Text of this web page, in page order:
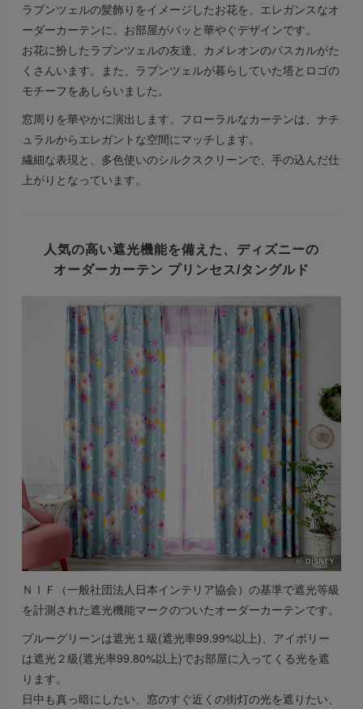
ラプンツェルの髪飾りをイメージしたお花を、エレガンスなオ
ーダーカーテンに。お部屋がパッと華やぐデザインです。
お花に扮したラプンツェルの友達、カメレオンのパスカルがた
くさんいます。また、ラプンツェルが暮らしていた塔とロゴの
モチーフをあしらいました。
窓周りを華やかに演出します。フローラルなカーテンは、ナチ
ュラルからエレガントな空間にマッチします。
繊細な表現と、多色使いのシルクスクリーンで、手の込んだ仕
上がりとなっています。
人気の高い遮光機能を備えた、 ディズニーの
オーダーカーテン プリンセス/タングルド
ＮＩＦ（一般社団法人日本インテリア協会）の基準で遮光等級
を計測された遮光機能マークのついたオーダーカーテンです。
ブルーグリーンは遮光１級(遮光率99.99%以上)、アイボリー
は遮光２級(遮光率99.80%以上)でお部屋に入ってくる光を遮
ります。
日中も真っ暗にしたい、窓のすぐ近くの街灯の光を遮りたい、